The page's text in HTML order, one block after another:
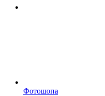
Фотошопа